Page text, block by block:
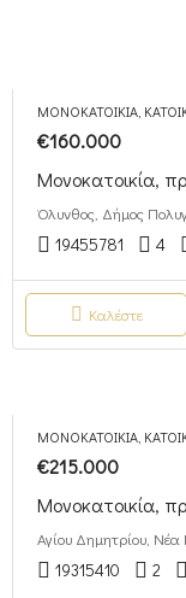
ΜΟΝΟΚΑΤΟΙΚΊΑ,
€160.000
Μονοκατοικία,
19455781 4
Καλέστε
ΜΟΝΟΚΑΤΟΙΚΊΑ,
€215.000
Μονοκατοικία,
Αγίου Δημητρίου,
19315410 2